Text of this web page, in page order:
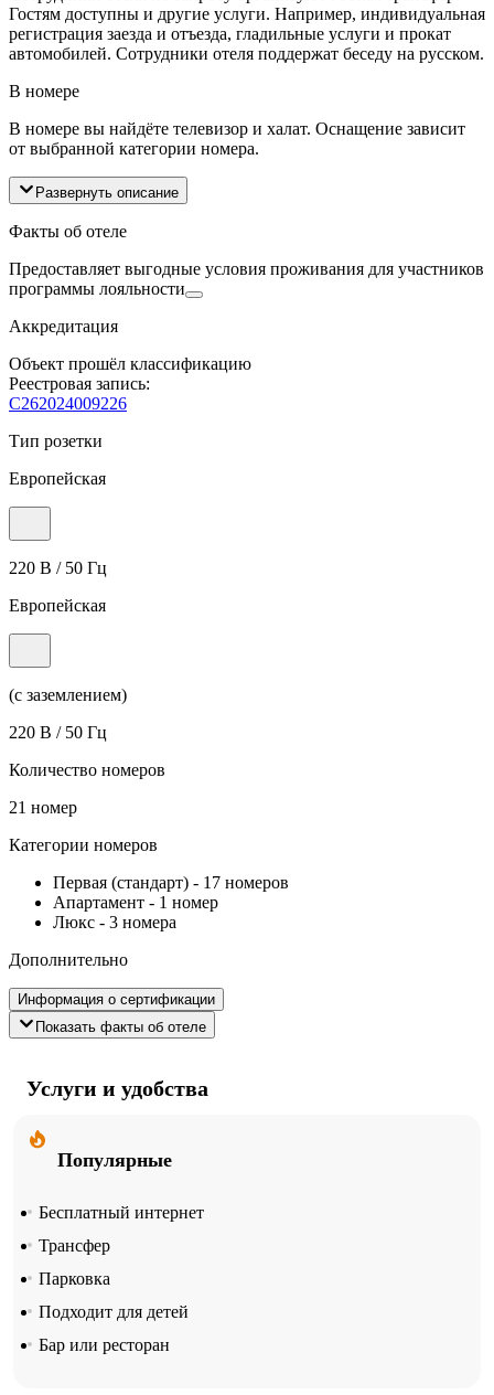
Гостям доступны и другие услуги. Например, индивидуальная
регистрация заезда и отъезда, гладильные услуги и прокат
автомобилей. Сотрудники отеля поддержат беседу на русском.
В номере
В номере вы найдёте телевизор и халат. Оснащение зависит
от выбранной категории номера.
Развернуть описание
Факты об отеле
Предоставляет выгодные условия проживания для участников
программы лояльности
Аккредитация
Объект прошёл классификацию
Реестровая запись:
С262024009226
Тип розетки
Европейская
220 В / 50 Гц
Европейская
(с заземлением)
220 В / 50 Гц
Количество номеров
21 номер
Категории номеров
Первая (стандарт) - 17 номеров
Апартамент - 1 номер
Люкс - 3 номера
Дополнительно
Информация о сертификации
Показать факты об отеле
Услуги и удобства
Популярные
Бесплатный интернет
Трансфер
Парковка
Подходит для детей
Бар или ресторан